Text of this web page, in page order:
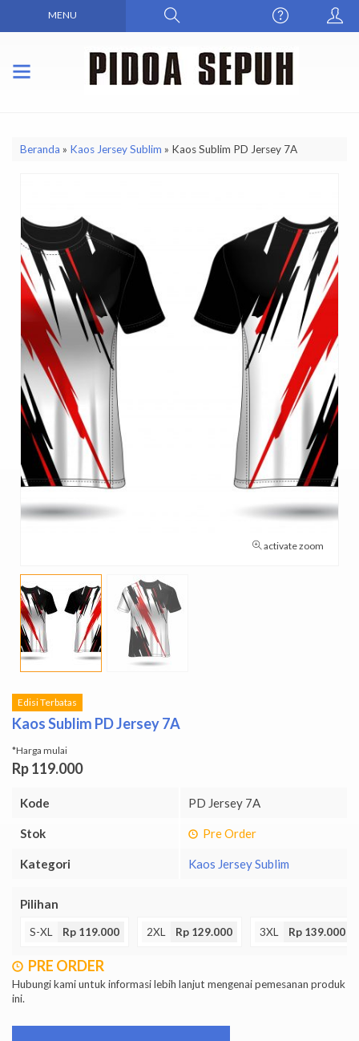
MENU
Beranda » Kaos Jersey Sublim » Kaos Sublim PD Jersey 7A
activate zoom
Edisi Terbatas
Kaos Sublim PD Jersey 7A
*Harga mulai
Rp 119.000
Kode PD Jersey 7A
Stok Pre Order
Kategori Kaos Jersey Sublim
Pilihan
S-XL Rp 119.000 2XL Rp 129.000 3XL Rp 139.000
PRE ORDER
Hubungi kami untuk informasi lebih lanjut mengenai pemesanan produk
ini.